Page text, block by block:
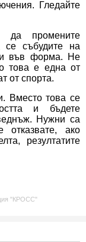
Гледайте
да промените
събудите на
и във форма. Не
това е една от
от спорта.
Вместо това се
и бъдете
Нужни са
ако
резултатите
"КРОСС"